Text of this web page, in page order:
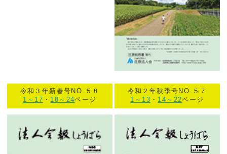
令和３年新春号NO.５８
1～17 ・ 18～24ページ
令和２年秋季号NO.５７
1～13 ・ 14～22ページ